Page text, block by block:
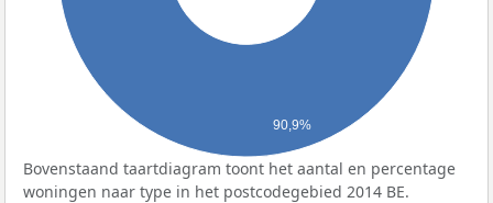
90,9%
Bovenstaand taartdiagram toont het aantal en percentage
woningen naar type in het postcodegebied 2014 BE.